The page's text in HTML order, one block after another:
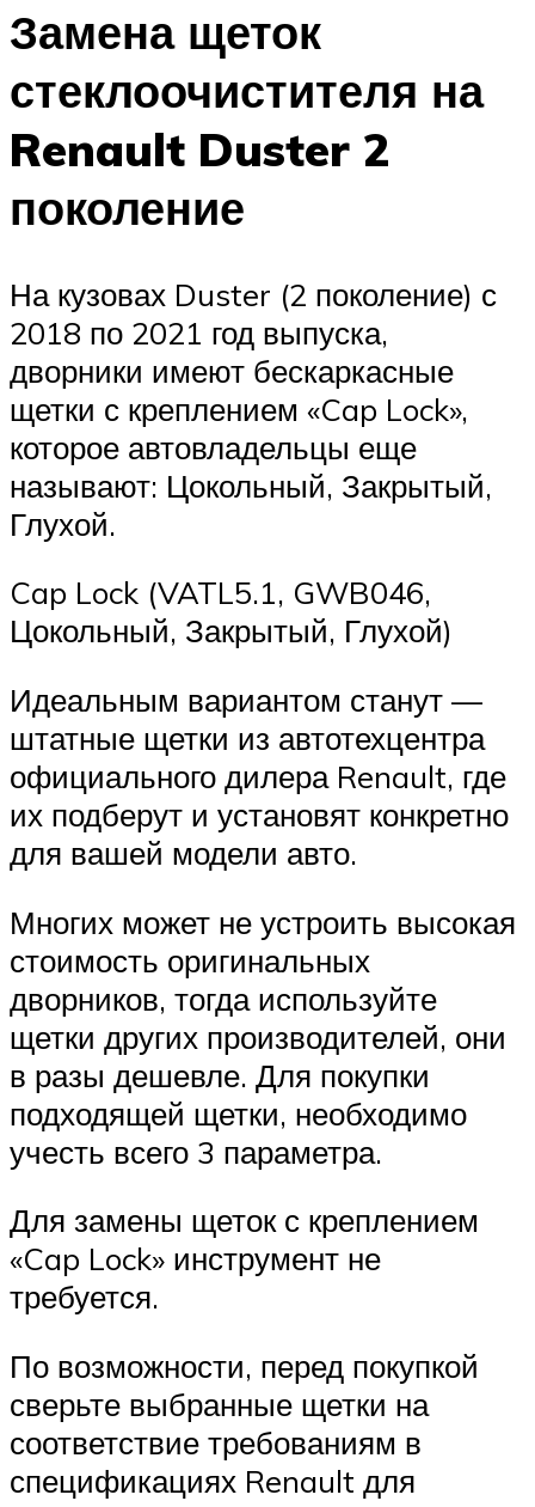
Замена щеток
стеклоочистителя на
Renault Duster 2
поколение
На кузовах Duster (2 поколение) с
2018 по 2021 год выпуска,
дворники имеют бескаркасные
щетки с креплением «Cap Lock»,
которое автовладельцы еще
называют: Цокольный, Закрытый,
Глухой.
Cap Lock (VATL5.1, GWB046,
Цокольный, Закрытый, Глухой)
Идеальным вариантом станут —
штатные щетки из автотехцентра
официального дилера Renault, где
их подберут и установят конкретно
для вашей модели авто.
Многих может не устроить высокая
стоимость оригинальных
дворников, тогда используйте
щетки других производителей, они
в разы дешевле. Для покупки
подходящей щетки, необходимо
учесть всего 3 параметра.
Для замены щеток с креплением
«Cap Lock» инструмент не
требуется.
По возможности, перед покупкой
сверьте выбранные щетки на
соответствие требованиям в
спецификациях Renault для